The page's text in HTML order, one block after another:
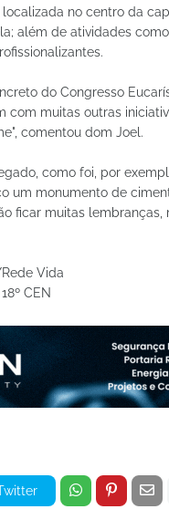
no centro da
além de atividades
do Congresso
com muitas outras
comentou dom Joel.
como foi, por
um monumento de
ficar muitas
Vida
CEN